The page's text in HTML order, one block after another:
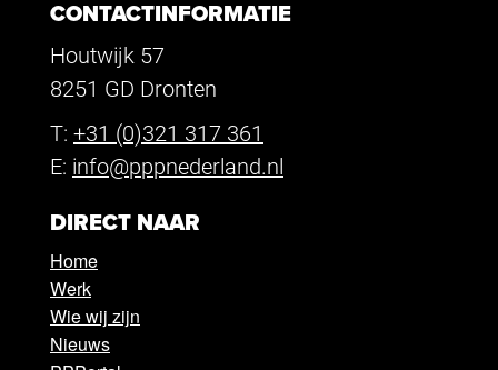
CONTACTINFORMATIE
Houtwijk 57
8251 GD Dronten
T: +31 (0)321 317 361
E: info@pppnederland.nl
DIRECT NAAR
Home
Werk
Wie wij zijn
Nieuws